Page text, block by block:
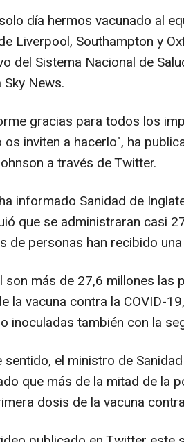
día hermos vacunado al
Liverpool, Southampton y
del Sistema Nacional de
Sky News.
gracias para todos los
os inviten a hacerlo", ha
a través de Twitter.
informado Sanidad de
que se administraran casi
de personas han recibido
son más de 27,6 millones las
la vacuna contra la COVID-
inoculadas también con la
sentido, el ministro de
que más de la mitad de la
dosis de la vacuna